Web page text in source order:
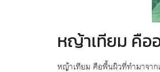
หญ้าเทียม คืออ
หญ้าเทียม คือพื้นผิวที่ทำมาจา